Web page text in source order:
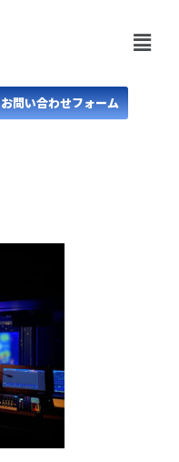
お問い合わせフォーム